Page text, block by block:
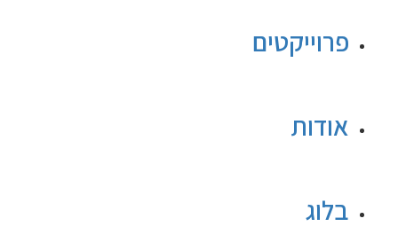
פרוייקטים
אודות
בלוג